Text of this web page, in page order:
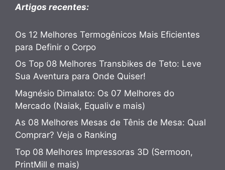
Artigos recentes:
Os 12 Melhores Termogênicos Mais Eficientes
para Definir o Corpo
Os Top 08 Melhores Transbikes de Teto: Leve
Sua Aventura para Onde Quiser!
Magnésio Dimalato: Os 07 Melhores do
Mercado (Naiak, Equaliv e mais)
As 08 Melhores Mesas de Tênis de Mesa: Qual
Comprar? Veja o Ranking
Top 08 Melhores Impressoras 3D (Sermoon,
PrintMill e mais)